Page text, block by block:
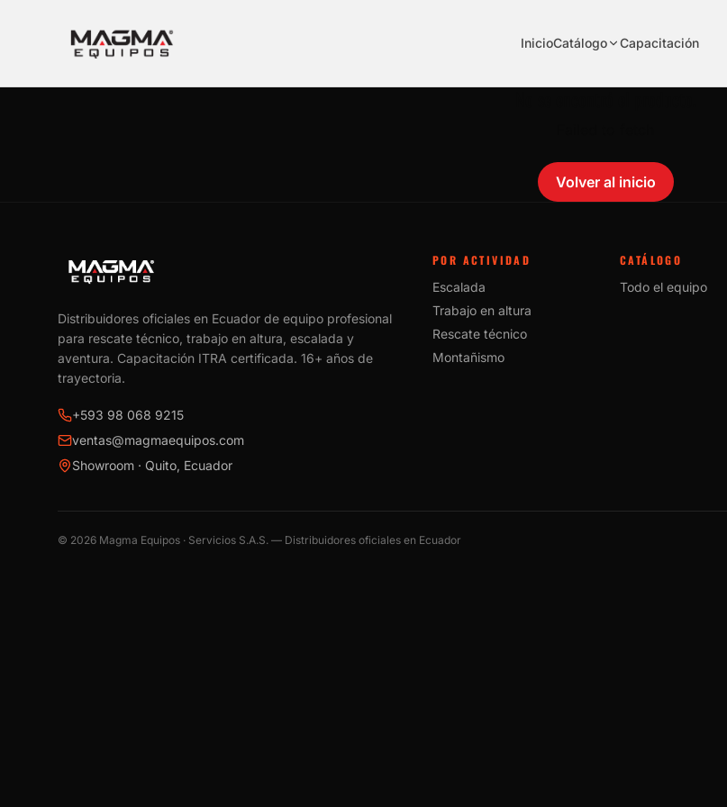
InicioCatálogo Capacitación
Volver al inicio
Distribuidores oficiales en Ecuador de equipo profesional
para rescate técnico, trabajo en altura, escalada y
aventura. Capacitación ITRA certificada. 16+ años de
trayectoria.
+593 98 068 9215
ventas@magmaequipos.com
Showroom · Quito, Ecuador
POR ACTIVIDAD
Escalada
Trabajo en altura
Rescate técnico
Montañismo
CATÁLOGO
Todo el equipo
© 2026 Magma Equipos · Servicios S.A.S. — Distribuidores oficiales en Ecuador